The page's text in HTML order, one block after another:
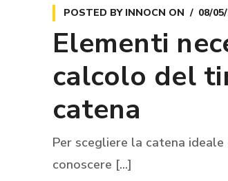
POSTED BY INNOCN ON 08/
Elementi
calcolo del
catena
Per scegliere la catena
conoscere [...]